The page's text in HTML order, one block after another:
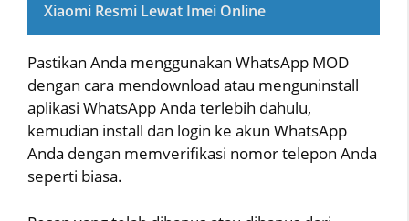
Xiaomi Resmi Lewat Imei Online
Pastikan Anda menggunakan WhatsApp MOD
dengan cara mendownload atau menguninstall
aplikasi WhatsApp Anda terlebih dahulu,
kemudian install dan login ke akun WhatsApp
Anda dengan memverifikasi nomor telepon Anda
seperti biasa.